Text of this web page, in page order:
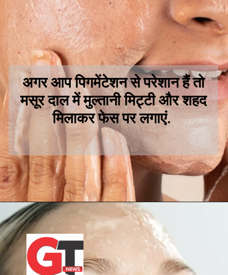
अगर आप पिगमेंटेशन से परेशान हैं तो
मसूर दाल में मुल्तानी मिट्टी और शहद
मिलाकर फेस पर लगाएं.